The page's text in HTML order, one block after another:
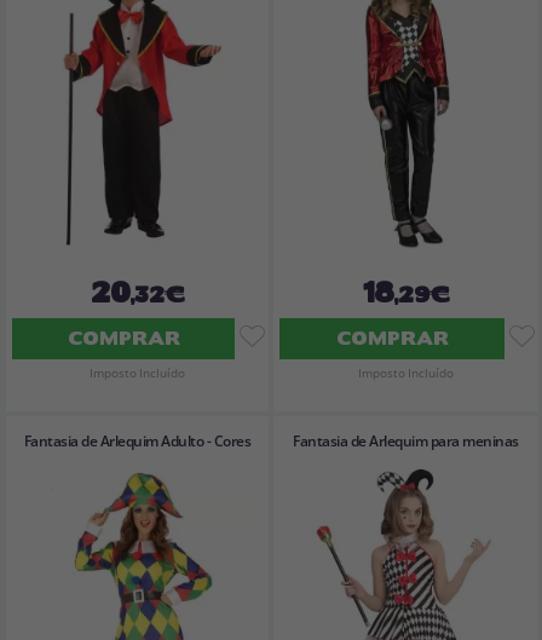
20,32€
COMPRAR
Imposto Incluído
18,29€
COMPRAR
Imposto Incluído
Fantasia de Arlequim Adulto - Cores Fantasia de Arlequim para meninas